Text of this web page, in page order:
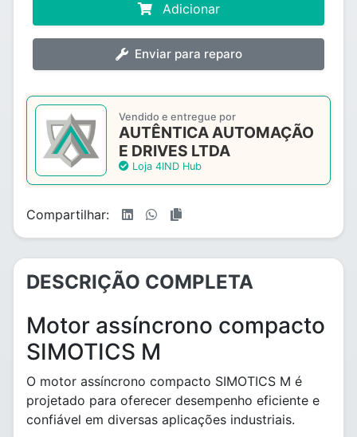
Adicionar
Enviar para reparo
Vendido e entregue por
AUTÊNTICA AUTOMAÇÃO
E DRIVES LTDA
Loja 4IND Hub
Compartilhar:
DESCRIÇÃO COMPLETA
Motor assíncrono compacto
SIMOTICS M
O motor assíncrono compacto SIMOTICS M é
projetado para oferecer desempenho eficiente e
confiável em diversas aplicações industriais.